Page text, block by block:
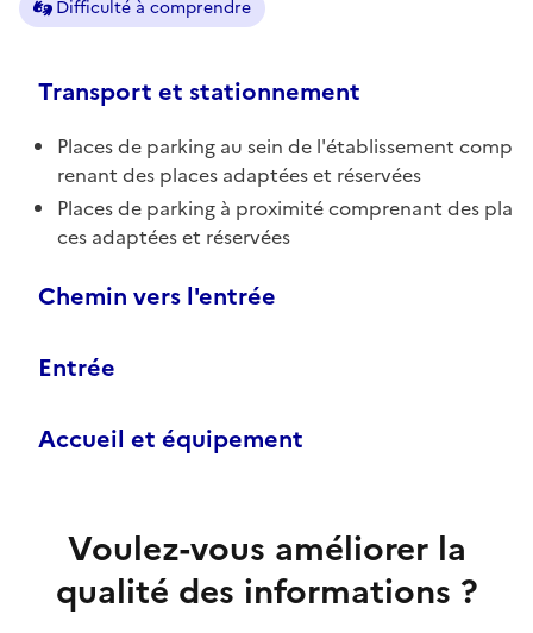
Difficulté à comprendre
Transport et stationnement
Places de parking au sein de l'établissement comp
renant des places adaptées et réservées
Places de parking à proximité comprenant des pla
ces adaptées et réservées
Chemin vers l'entrée
Entrée
Accueil et équipement
Voulez-vous améliorer la
qualité des informations ?